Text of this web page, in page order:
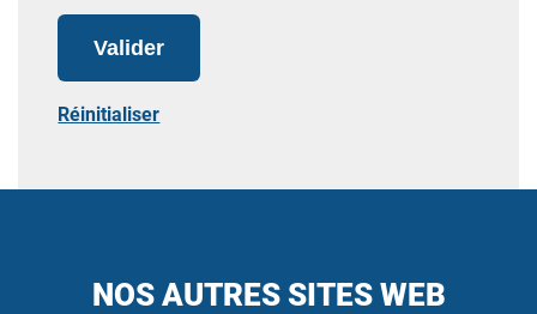
Valider
Réinitialiser
NOS AUTRES SITES WEB